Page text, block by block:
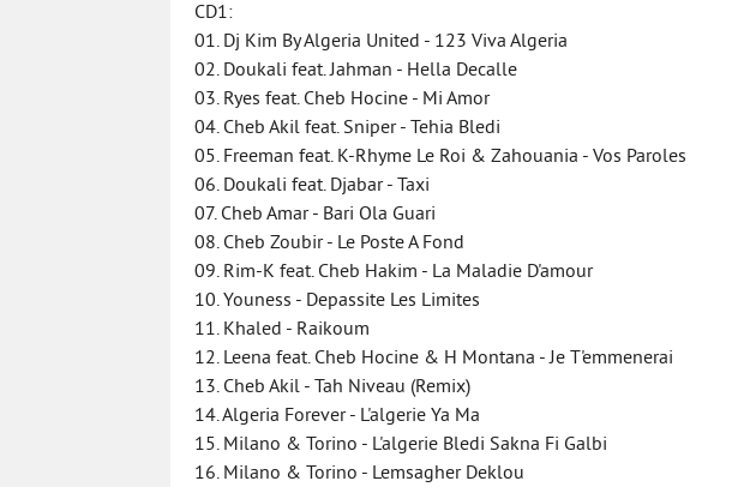
CD1:
01. Dj Kim By Algeria United - 123 Viva Algeria
02. Doukali feat. Jahman - Hella Decalle
03. Ryes feat. Cheb Hocine - Mi Amor
04. Cheb Akil feat. Sniper - Tehia Bledi
05. Freeman feat. K-Rhyme Le Roi & Zahouania - Vos Paroles
06. Doukali feat. Djabar - Taxi
07. Cheb Amar - Bari Ola Guari
08. Cheb Zoubir - Le Poste A Fond
09. Rim-K feat. Cheb Hakim - La Maladie D'amour
10. Youness - Depassite Les Limites
11. Khaled - Raikoum
12. Leena feat. Cheb Hocine & H Montana - Je T'emmenerai
13. Cheb Akil - Tah Niveau (Remix)
14. Algeria Forever - L'algerie Ya Ma
15. Milano & Torino - L'algerie Bledi Sakna Fi Galbi
16. Milano & Torino - Lemsagher Deklou